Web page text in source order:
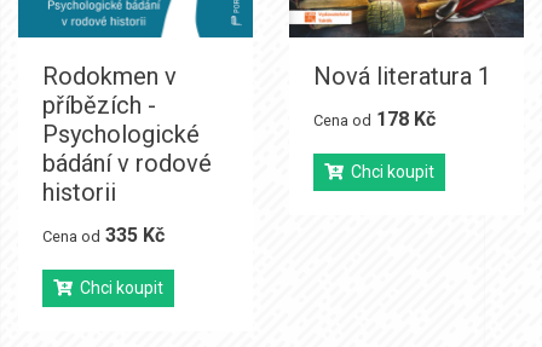
Rodokmen v
příbězích -
Psychologické
bádání v rodové
historii
Cena od 335 Kč
Chci koupit
Nová literatura 1
Cena od 178 Kč
Chci koupit